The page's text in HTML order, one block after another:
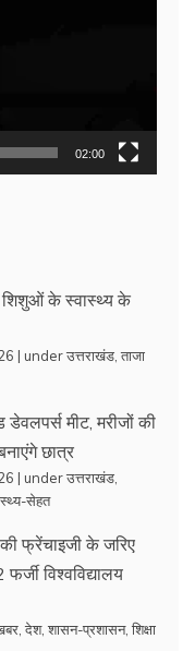
02:00
शिशुओं के स्वास्थ्य के
| underउत्तराखंड ताजा
डेवलपर्स मीट, मरीजों की
छात्र
| underउत्तराखंड
सेहत
फ्रेंचाइजी के जरिए
विश्वविद्यालय
देश, शासन-प्रशासन, शिक्षा